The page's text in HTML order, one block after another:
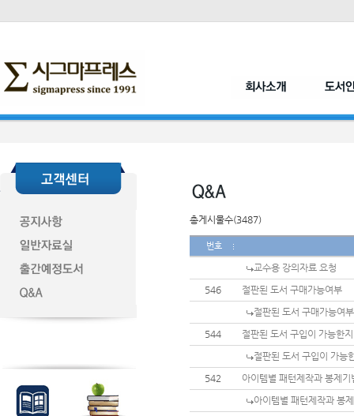
총게시물수(3487)
번호
교수용 강의자료 요청
546
절판된 도서 구매가능여부
절판된 도서 구매가능여부
544
절판된 도서 구입이 가능한
절판된 도서 구입이 가능
542
아이템별 패턴제작과 봉제기
아이템별 패턴제작과 봉